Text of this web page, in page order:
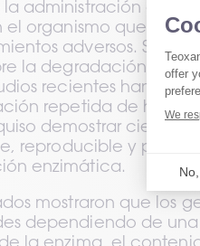
administración de
el organismo que
adversos. Sin
la degradación
recientes han
repetida de
demostrar
reproducible y
enzimática.
mostraron que los
dependiendo de